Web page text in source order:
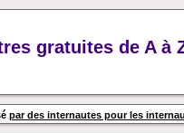
gratuites de A à
par des internautes pour les